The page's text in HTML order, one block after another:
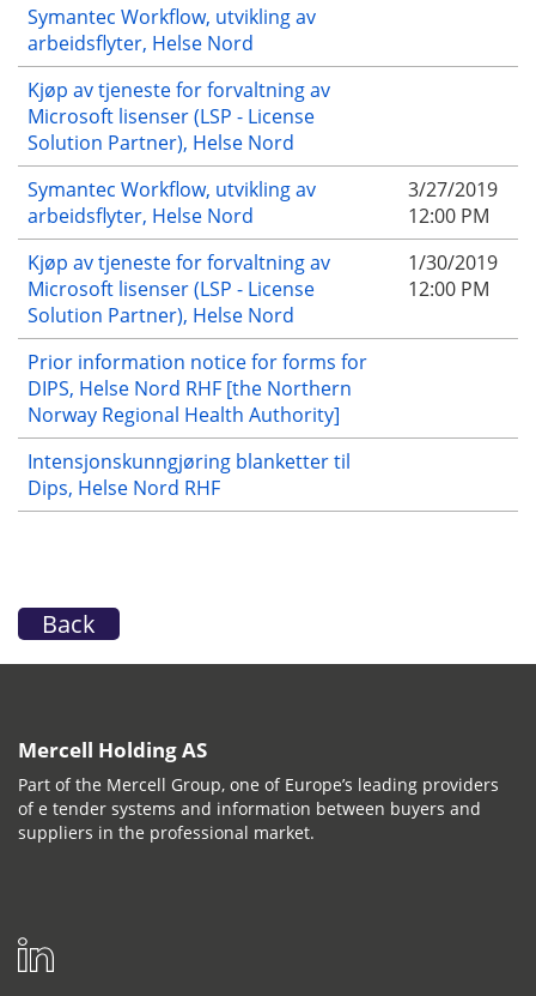
Symantec Workflow, utvikling av
arbeidsflyter, Helse Nord
Kjøp av tjeneste for forvaltning av
Microsoft lisenser (LSP - License
Solution Partner), Helse Nord
Symantec Workflow, utvikling av
arbeidsflyter, Helse Nord
3/27/2019
12:00 PM
Kjøp av tjeneste for forvaltning av
Microsoft lisenser (LSP - License
Solution Partner), Helse Nord
1/30/2019
12:00 PM
Prior information notice for forms for
DIPS, Helse Nord RHF [the Northern
Norway Regional Health Authority]
Intensjonskunngjøring blanketter til
Dips, Helse Nord RHF
Back
Mercell Holding AS
Part of the Mercell Group, one of Europe’s leading providers
of e tender systems and information between buyers and
suppliers in the professional market.